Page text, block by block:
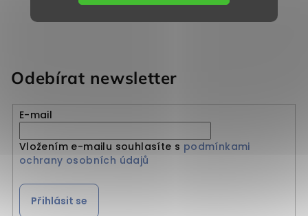
Odebírat newsletter
E-mail
Vložením e-mailu souhlasíte s podmínkami
ochrany osobních údajů
Přihlásit se